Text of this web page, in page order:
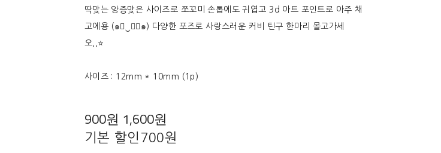
딱맞는 앙증맞은 사이즈로 쪼꼬미 손톱에도 귀엽고 3d 아트 포인트로 아주 채
고에용 (๑￫‿ฺ￩๑) 다양한 포즈로 사랑스러운 커비 틴구 한마리 몰고가세
오,,⭐
사이즈 : 12mm * 10mm (1p)
900원 1,600원
기본 할인 700원